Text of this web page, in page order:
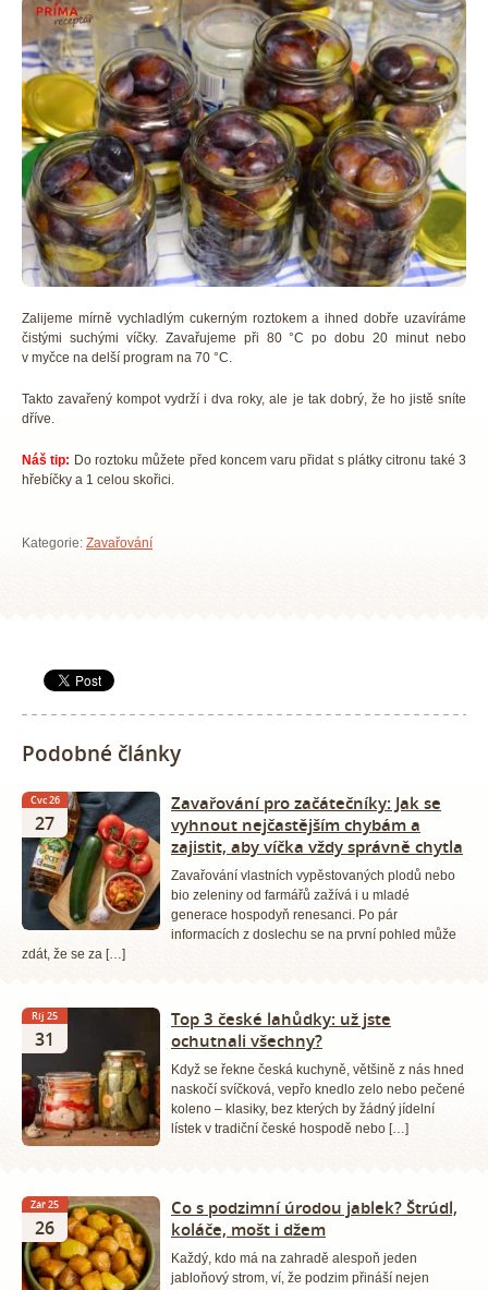
Zalijeme mírně vychladlým cukerným roztokem a ihned dobře uzavíráme
čistými suchými víčky. Zavařujeme při 80 °C po dobu 20 minut nebo
v myčce na delší program na 70 °C.
Takto zavařený kompot vydrží i dva roky, ale je tak dobrý, že ho jistě sníte
dříve.
Náš tip: Do roztoku můžete před koncem varu přidat s plátky citronu také 3
hřebíčky a 1 celou skořici.
Kategorie: Zavařování
Podobné články
Čvc 26
27
Zavařování pro začátečníky: Jak se
vyhnout nejčastějším chybám a
zajistit, aby víčka vždy správně chytla
Zavařování vlastních vypěstovaných plodů nebo
bio zeleniny od farmářů zažívá i u mladé
generace hospodyň renesanci. Po pár
informacích z doslechu se na první pohled může
zdát, že se za […]
Říj 25
31
Top 3 české lahůdky: už jste
ochutnali všechny?
Když se řekne česká kuchyně, většině z nás hned
naskočí svíčková, vepřo knedlo zelo nebo pečené
koleno – klasiky, bez kterých by žádný jídelní
lístek v tradiční české hospodě nebo […]
Zář 25
26
Co s podzimní úrodou jablek? Štrúdl,
koláče, mošt i džem
Každý, kdo má na zahradě alespoň jeden
jabloňový strom, ví, že podzim přináší nejen